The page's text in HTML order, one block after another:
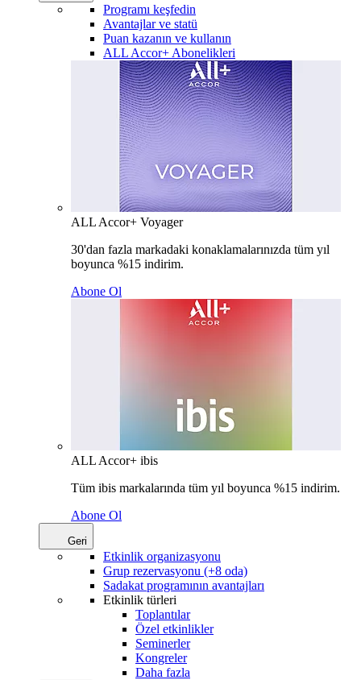
Programı keşfedin
Avantajlar ve statü
Puan kazanın ve kullanın
ALL Accor+ Abonelikleri
ALL Accor+ Voyager
30'dan fazla markadaki konaklamalarınızda tüm yıl
boyunca %15 indirim.
Abone Ol
ALL Accor+ ibis
Tüm ibis markalarında tüm yıl boyunca %15 indirim.
Abone Ol
Geri
Etkinlik organizasyonu
Grup rezervasyonu (+8 oda)
Sadakat programının avantajları
Etkinlik türleri
Toplantılar
Özel etkinlikler
Seminerler
Kongreler
Daha fazla